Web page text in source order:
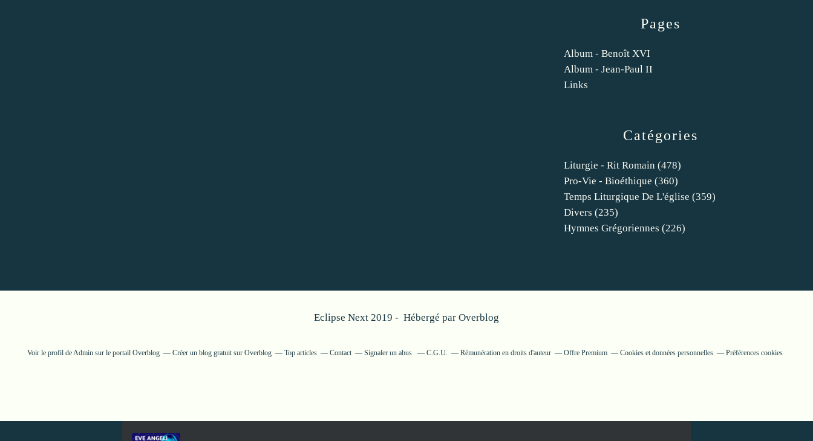
Catégories
Liturgie - Rit Romain (478)
Pro-Vie - Bioéthique (360)
Temps Liturgique De L'église (359)
Divers (235)
Hymnes Grégoriennes (226)
Pages
Album - Benoît XVI
Album - Jean-Paul II
Links
Eclipse Next 2019 - Hébergé par Overblog
Voir le profil deAdminsur le portail Overblog Créer un blog gratuit sur Overblog Top articles Contact Signaler un abus C.G.U. Rémunération en droits d'auteur Offre Premium Cookies et données personnelles Préférences cookies